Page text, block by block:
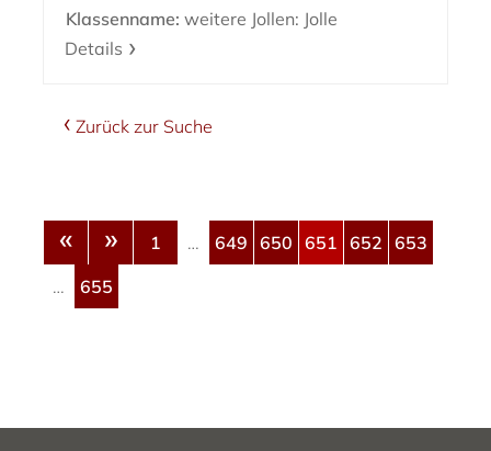
Klassenname: weitere Jollen: Jolle
Details
Zurück zur Suche
« » 1 … 649 650 651 652
653
…
655